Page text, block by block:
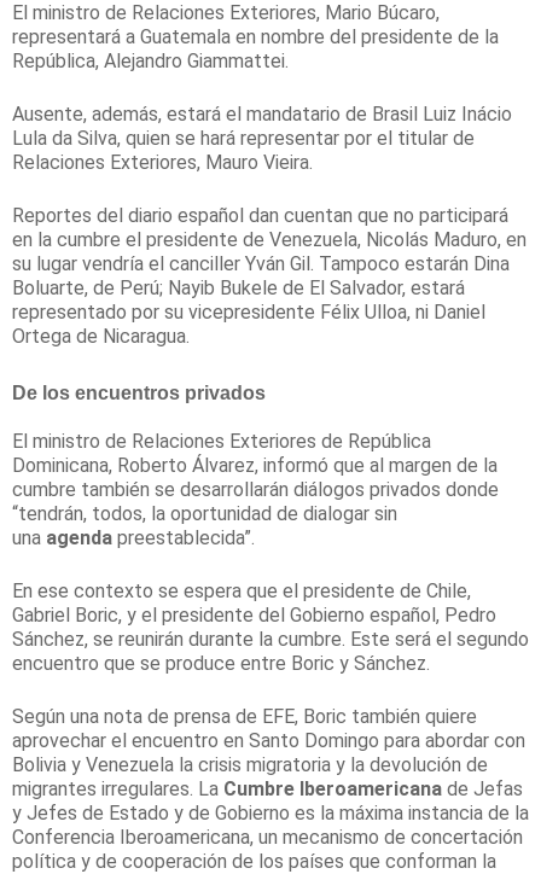
El ministro de Relaciones Exteriores, Mario Búcaro,
representará a Guatemala en nombre del presidente de la
República, Alejandro Giammattei.
Ausente, además, estará el mandatario de Brasil Luiz Inácio
Lula da Silva, quien se hará representar por el titular de
Relaciones Exteriores, Mauro Vieira.
Reportes del diario español dan cuentan que no participará
en la cumbre el presidente de Venezuela, Nicolás Maduro, en
su lugar vendría el canciller Yván Gil. Tampoco estarán Dina
Boluarte, de Perú; Nayib Bukele de El Salvador, estará
representado por su vicepresidente Félix Ulloa, ni Daniel
Ortega de Nicaragua.
De los encuentros privados
El ministro de Relaciones Exteriores de República
Dominicana, Roberto Álvarez, informó que al margen de la
cumbre también se desarrollarán diálogos privados donde
“tendrán, todos, la oportunidad de dialogar sin
una agenda preestablecida”.
En ese contexto se espera que el presidente de Chile,
Gabriel Boric, y el presidente del Gobierno español, Pedro
Sánchez, se reunirán durante la cumbre. Este será el segundo
encuentro que se produce entre Boric y Sánchez.
Según una nota de prensa de EFE, Boric también quiere
aprovechar el encuentro en Santo Domingo para abordar con
Bolivia y Venezuela la crisis migratoria y la devolución de
migrantes irregulares. La Cumbre Iberoamericana de Jefas
y Jefes de Estado y de Gobierno es la máxima instancia de la
Conferencia Iberoamericana, un mecanismo de concertación
política y de cooperación de los países que conforman la